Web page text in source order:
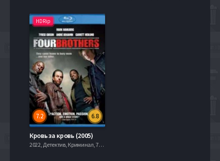
HDRip
6.8
7.2
Кровь за кровь (2005)
2022, Детектив, Криминал, 720hd, mobilen